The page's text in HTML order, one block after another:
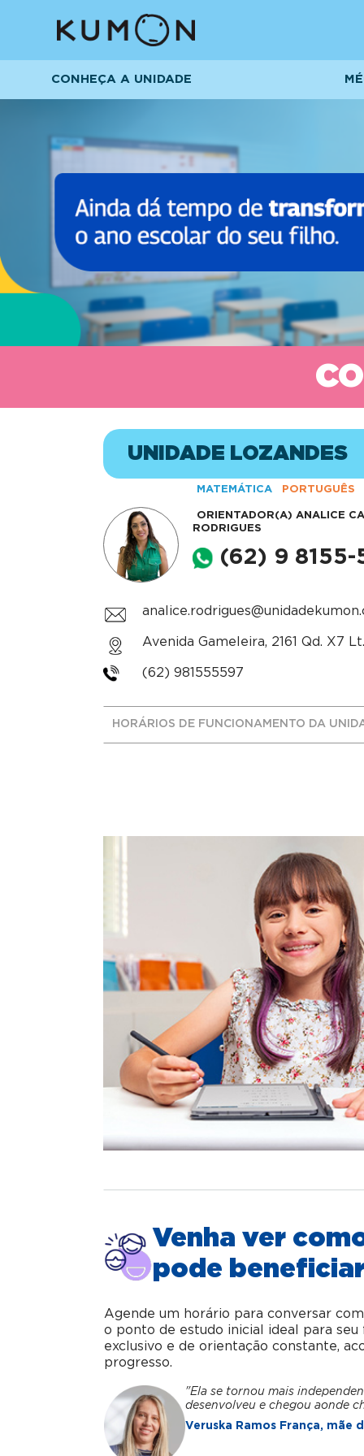
CONHEÇA A UNIDADE
UNIDADE LOZANDES
MATEMÁTICA PORTUGUÊS
ORIENTADOR(A) ANALICE
RODRIGUES
(62) 9 8155-
Avenida Gameleira, 2161 Qd. X7
(62) 981555597
HORÁRIOS DE FUNCIONAMENTO DA
Venha ver
pode
Agende um horário para conversar
o ponto de estudo inicial ideal para
exclusivo e de orientação constante,
progresso.
"Ela se tornou mais
desenvolveu e chegou aonde
Veruska Ramos França, mãe